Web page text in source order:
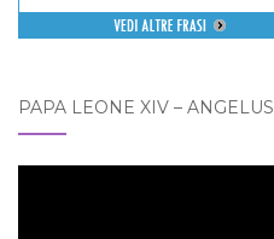
PAPA LEONE XIV – ANGELUS